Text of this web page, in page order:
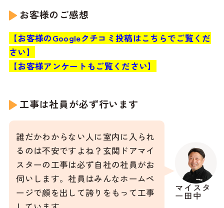
お客様のご感想
【お客様のGoogleクチコミ投稿はこちらでご覧くだ
さい】
【お客様アンケートもご覧ください】
工事は社員が必ず行います
マイスタ
ー田中
誰だかわからない人に室内に入られ
るのは不安ですよね？玄関ドアマイ
スターの工事は必ず自社の社員がお
伺いします。社員はみんなホームペ
ージで顔を出して誇りをもって工事